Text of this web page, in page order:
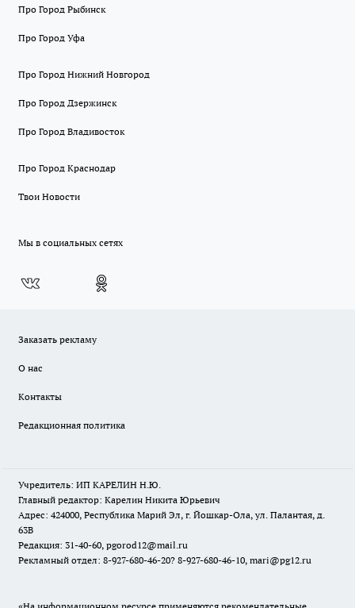
Про Город Рыбинск
Про Город Уфа
Про Город Нижний Новгород
Про Город Дзержинск
Про Город Владивосток
Про Город Краснодар
Твои Новости
Мы в социальных сетях
Заказать рекламу
О нас
Контакты
Редакционная политика
Учредитель: ИП КАРЕЛИН Н.Ю.
Главный редактор: Карелин Никита Юрьевич
Адрес: 424000, Республика Марий Эл, г. Йошкар-Ола, ул. Палантая, д.
63В
Редакция: 31-40-60, pgorod12@mail.ru
Рекламный отдел: 8-927-680-46-20? 8-927-680-46-10, mari@pg12.ru